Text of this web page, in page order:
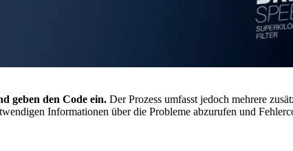
geben den Code ein. Der Prozess umfasst jedoch mehrere
Informationen über die Probleme abzurufen und